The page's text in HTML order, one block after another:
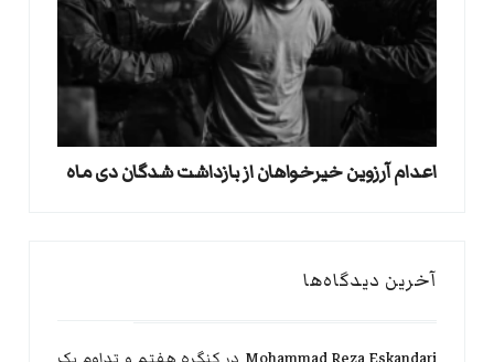
اعدام آرزوین خیرخواهان از بازداشت شدگان دی ماه
آخرین دیدگاه‌ها